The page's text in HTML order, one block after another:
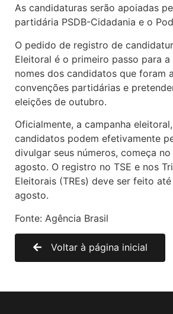
As candidaturas serão apoiadas
partidária PSDB-Cidadania e o
O pedido de registro de
Eleitoral é o primeiro passo para
nomes dos candidatos que foram
convenções partidárias e
eleições de outubro.
Oficialmente, a campanha
candidatos podem efetivamente
divulgar seus números, começa
agosto. O registro no TSE e nos
Eleitorais (TREs) deve ser feito
agosto.
Fonte: Agência Brasil
Voltar à página inicial